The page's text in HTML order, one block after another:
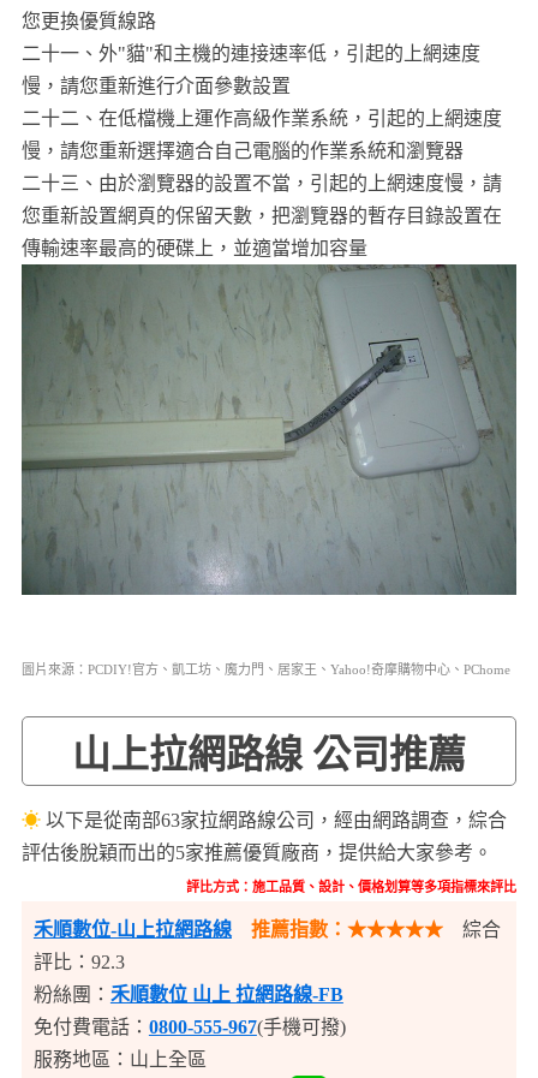
您更換優質線路
二十一、外"貓"和主機的連接速率低，引起的上網速度
慢，請您重新進行介面參數設置
二十二、在低檔機上運作高級作業系統，引起的上網速度
慢，請您重新選擇適合自己電腦的作業系統和瀏覽器
二十三、由於瀏覽器的設置不當，引起的上網速度慢，請
您重新設置網頁的保留天數，把瀏覽器的暫存目錄設置在
傳輸速率最高的硬碟上，並適當增加容量
圖片來源：PCDIY!官方、凱工坊、魔力門、居家王、Yahoo!奇摩購物中心、PChome
山上拉網路線 公司推薦
☀以下是從南部63家拉網路線公司，經由網路調查，綜合
評估後脫穎而出的5家推薦優質廠商，提供給大家參考。
評比方式：施工品質、設計、價格划算等多項指標來評比
禾順數位-山上拉網路線 推薦指數：★★★★★
綜合
評比：92.3
粉絲團： 禾順數位 山上 拉網路線-FB
免付費電話： 0800-555-967(手機可撥)
服務地區：山上全區